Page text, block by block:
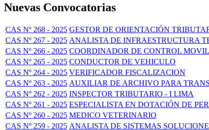
Nuevas Convocatorias
CAS Nº 268 - 2025 GESTOR DE ORIENTACIÓN
CAS Nº 267 - 2025 ANALISTA DE INFRAESTRUCTURA
CAS Nº 266 - 2025 COORDINADOR DE CONTROL MOVIL
CAS Nº 265 - 2025 CONDUCTOR DE VEHICULO
CAS Nº 264 - 2025 VERIFICADOR FISCALIZACION
CAS Nº 263 - 2025 AUXILIAR DE ARCHIVO PARA
CAS Nº 262 - 2025 INSPECTOR TRIBUTARIO - I LIMA
CAS Nº 261 - 2025 ESPECIALISTA EN DOTACIÓN DE
CAS Nº 260 - 2025 MEDICO VETERINARIO
CAS Nº 259 - 2025 ANALISTA DE SISTEMAS